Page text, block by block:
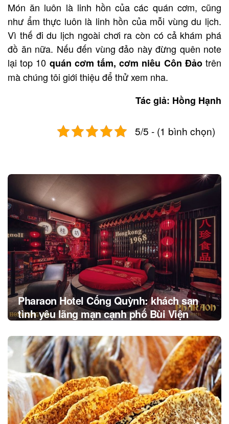
Món ăn luôn là linh hồn của các quán cơm, cũng
như ẩm thực luôn là linh hồn của mỗi vùng du lịch.
Vì thế đi du lịch ngoài chơi ra còn có cả khám phá
đồ ăn nữa. Nếu đến vùng đảo này đừng quên note
lại top 10 quán cơm tấm, cơm niêu Côn Đảotrên
mà chúng tôi giới thiệu để thử xem nha.
Tác giả: Hồng Hạnh
5/5 - (1 bình chọn)
Post
navigation
Pharaon Hotel Cống Quỳnh: khách sạn
tình yêu lãng mạn cạnh phố Bùi Viện